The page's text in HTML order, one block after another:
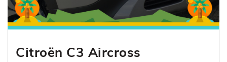
Citroën C3 Aircross